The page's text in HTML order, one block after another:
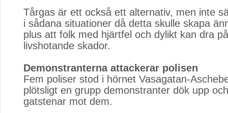
Tårgas är ett också ett alternativ, men inte
i sådana situationer då detta skulle skapa
plus att folk med hjärtfel och dylikt kan dra
livshotande skador.
Demonstranterna attackerar polisen
Fem poliser stod i hörnet Vasagatan-
plötsligt en grupp demonstranter dök upp
gatstenar mot dem.